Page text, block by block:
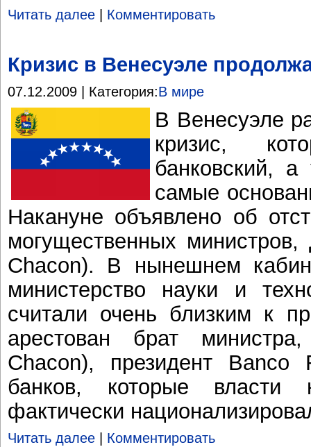
Читать далее Комментировать
Кризис в Венесуэле
07.12.2009 | Категория:В мире
В Венесуэле
кризис,
банковский, а
самые
Накануне объявлено об
могущественных
Chacon). В нынешнем
министерство науки и
считали очень близким к
арестован брат
Chacon), президент
банков, которые
фактически
Читать далее Комментировать